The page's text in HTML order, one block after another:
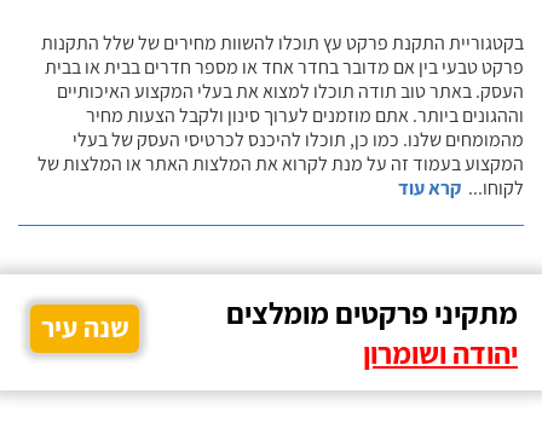
בקטגוריית התקנת פרקט עץ תוכלו להשוות מחירים של שלל התקנות
פרקט טבעי בין אם מדובר בחדר אחד או מספר חדרים בבית או בבית
העסק. באתר טוב תודה תוכלו למצוא את בעלי המקצוע האיכותיים
וההגונים ביותר. אתם מוזמנים לערוך סינון ולקבל הצעות מחיר
מהמומחים שלנו. כמו כן, תוכלו להיכנס לכרטיסי העסק של בעלי
המקצוע בעמוד זה על מנת לקרוא את המלצות האתר או המלצות של
לקוחו... קרא עוד
מתקיני פרקטים מומלצים
יהודה ושומרון
שנה עיר